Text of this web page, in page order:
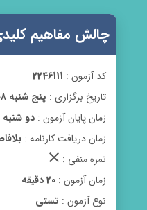
چالش مفاهیم
کد آزمون : 2246111
تاریخ برگزاری : پنج شنبه 08 خرداد 1404 ساعت 00:00
زمان پایان آزمون : دو شنبه 01 خرداد 1408 ساعت 00:00
زمان دریافت کارنامه :
نمره منفی : clear
زمان آزمون : 20 دقیقه
نوع آزمون : تستی